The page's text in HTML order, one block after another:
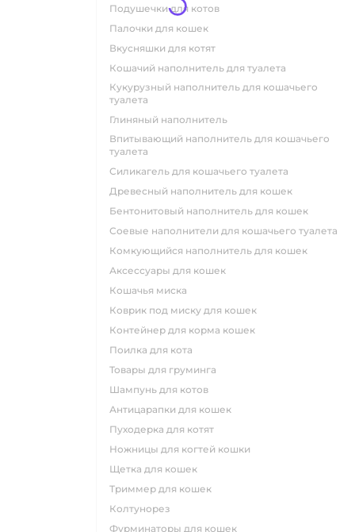
подушечки для котов
палочки для кошек
вкусняшки для котят
кошачий наполнитель для туалета
кукурузный наполнитель для кошачьего
туалета
глиняный наполнитель
впитывающий наполнитель для кошачьего
туалета
силикагель для кошачьего туалета
древесный наполнитель для кошек
бентонитовый наполнитель для кошек
соевые наполнители для кошачьего туалета
комкующийся наполнитель для кошек
аксессуары для кошек
кошачья миска
коврик под миску для кошек
контейнер для корма кошек
поилка для кота
товары для груминга
шампунь для котов
антицарапки для кошек
пуходерка для котят
ножницы для когтей кошки
щетка для кошек
триммер для кошек
колтунорез
фурминаторы для кошек